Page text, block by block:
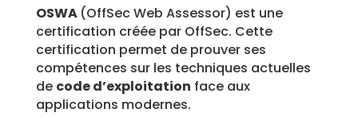
OSWA (OffSec Web Assessor) est une
certification créée par OffSec. Cette
certification permet de prouver ses
compétences sur les techniques actuelles
de code d’exploitation face aux
applications modernes.